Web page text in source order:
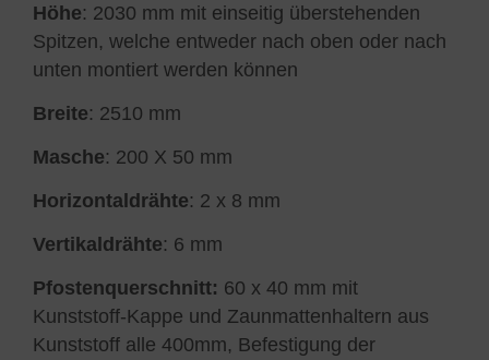
Höhe: 2030 mm mit einseitig überstehenden
Spitzen, welche entweder nach oben oder nach
unten montiert werden können
Breite: 2510 mm
Masche: 200 X 50 mm
Horizontaldrähte: 2 x 8 mm
Vertikaldrähte: 6 mm
Pfostenquerschnitt: 60 x 40 mm mit
Kunststoff-Kappe und Zaunmattenhaltern aus
Kunststoff alle 400mm, Befestigung der